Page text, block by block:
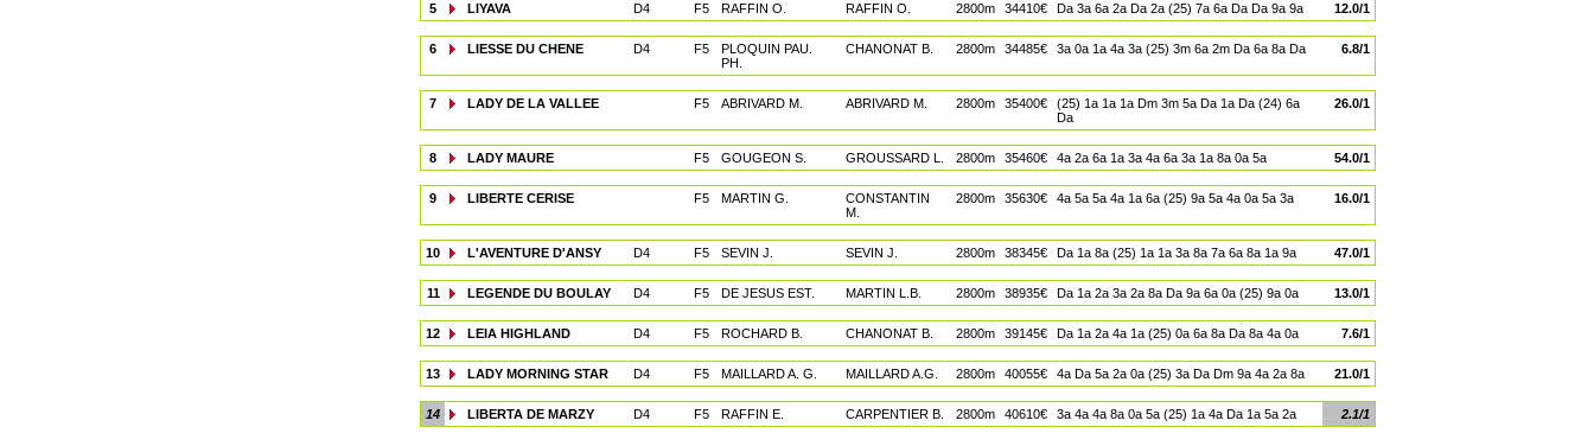
5 LIYAVA D4 F5 RAFFIN O. RAFFIN O. 2800m 34410€ Da 3a 6a 2a Da 2a (25) 7a 6a Da Da 9a 9a 12.0/1
6 LIESSE DU CHENE D4 F5
PLOQUIN PAU.
PH.
CHANONAT B. 2800m 34485€ 3a 0a 1a 4a 3a (25) 3m 6a 2m Da 6a 8a Da 6.8/1
7 LADY DE LA VALLEE F5 ABRIVARD M. ABRIVARD M. 2800m 35400€
(25) 1a 1a 1a Dm 3m 5a Da 1a Da (24) 6a
Da
26.0/1
8 LADY MAURE F5 GOUGEON S. GROUSSARD L. 2800m 35460€ 4a 2a 6a 1a 3a 4a 6a 3a 1a 8a 0a 5a 54.0/1
9 LIBERTE CERISE F5 MARTIN G.
CONSTANTIN
M.
2800m 35630€ 4a 5a 5a 4a 1a 6a (25) 9a 5a 4a 0a 5a 3a 16.0/1
10 L'AVENTURE D'ANSY D4 F5 SEVIN J. SEVIN J. 2800m 38345€ Da 1a 8a (25) 1a 1a 3a 8a 7a 6a 8a 1a 9a 47.0/1
11 LEGENDE DU BOULAY D4 F5 DE JESUS EST. MARTIN L.B. 2800m 38935€ Da 1a 2a 3a 2a 8a Da 9a 6a 0a (25) 9a 0a 13.0/1
12 LEIA HIGHLAND D4 F5 ROCHARD B. CHANONAT B. 2800m 39145€ Da 1a 2a 4a 1a (25) 0a 6a 8a Da 8a 4a 0a 7.6/1
13 LADY MORNING STAR D4 F5 MAILLARD A. G. MAILLARD A.G. 2800m 40055€ 4a Da 5a 2a 0a (25) 3a Da Dm 9a 4a 2a 8a 21.0/1
14 LIBERTA DE MARZY D4 F5 RAFFIN E. CARPENTIER B. 2800m 40610€ 3a 4a 4a 8a 0a 5a (25) 1a 4a Da 1a 5a 2a 2.1/1